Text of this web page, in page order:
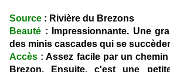
Source : Rivière du Brezons
Beauté : Impressionnante. Une
des minis cascades qui se
Accès : Assez facile par un
Brezon. Ensuite, c'est une